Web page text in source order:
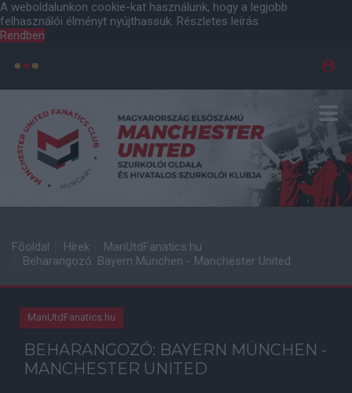
A weboldalunkon cookie-kat használunk, hogy a legjobb
felhasználói élményt nyújthassuk. Részletes leírás
Rendben
Főoldal Hírek
ManUtdFanatics.hu
Beharangozó: Bayern München - Manchester United
ManUtdFanatics.hu
BEHARANGOZÓ: BAYERN MÜNCHEN -
MANCHESTER UNITED